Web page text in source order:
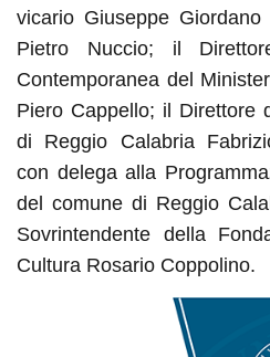
vicario Giuseppe
Pietro Nuccio; il
Contemporanea del
Piero Cappello; il Direttore
di Reggio Calabria
con delega alla
del comune di Reggio
Sovrintendente della
Cultura Rosario Coppolino.